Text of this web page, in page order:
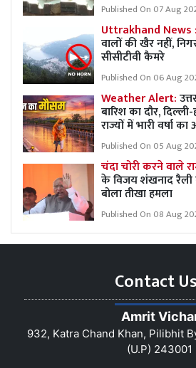
Published On 07 Aug
Uttrakhand News :
वालों की खैर नहीं,
सीसीटीवी कैमरे
Published On 06 Aug
Weather Alert:
बारिश का दौर,
राज्यों में भारी वर्षा का
Published On 05 Aug
चंदा चोरी करने वाले
के विजय शंखनाद
बोला तीखा हमला
Published On 08 Aug
Contact Us
Amrit
932, Katra Chand Khan, Pilibhit
(U.P) 243001